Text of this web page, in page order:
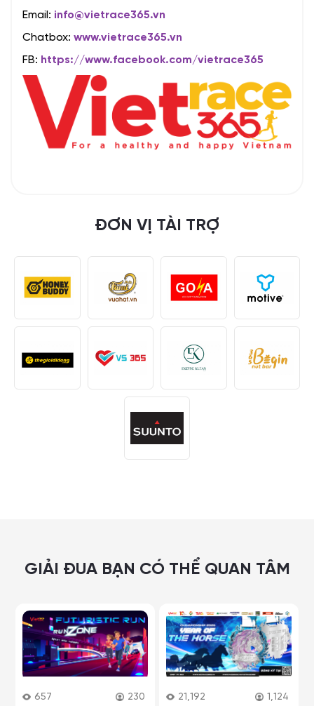
Email: info@vietrace365.vn
Chatbox: www.vietrace365.vn
FB: https://www.facebook.com/vietrace365
ĐƠN VỊ TÀI TRỢ
GIẢI ĐUA BẠN CÓ THỂ QUAN TÂM
657 230 21,192 1,124